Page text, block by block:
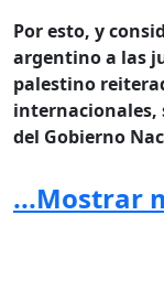
Por esto, y
argentino a las
palestino
internacionales,
del Gobierno
fronteras
Jerusalén
...Mostrar